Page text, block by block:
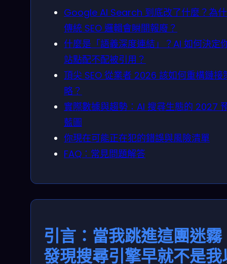
Google AI Search 到底改了什麼？為
傳統 SEO 邏輯會瞬間報廢？
什麼是「語義深度連結」？AI 如何決定
站點配不配被引用？
頂尖 SEO 從業者 2026 該如何重構鏈接
略？
實際數據與趨勢：AI 搜尋生態的 2027
藍圖
你現在可能正在犯的錯誤與風險清單
FAQ：常見問題解答
引言：當我跳進這團迷霧
發現搜尋引擎早就不是我